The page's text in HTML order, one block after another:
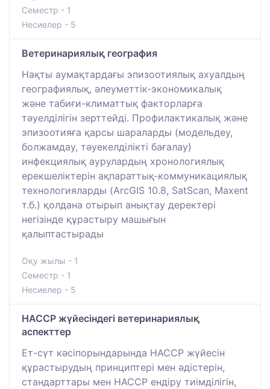
Семестр - 1
Несиелер - 5
Ветеринариялық география
Нақты аумақтардағы эпизоотиялық ахуалдың
географиялық, әлеуметтік-экономикалық
және табиғи-климаттық факторларға
тәуелділігін зерттейді. Профилактикалық және
эпизоотияға қарсы шараларды (модельдеу,
болжамдау, тәуекелділікті бағалау)
инфекциялық аурулардың хронологиялық
ерекшеліктерін ақпараттық-коммуникациялық
технологияларды (ArcGIS 10.8, SatScan, Maxent
т.б.) қолдана отырып анықтау деректері
негізінде құрастыру машығын
қалыптастырады
Оқу жылы - 1
Семестр - 1
Несиелер - 5
HACCP жүйесіндегі ветеринариялық
аспекттер
Ет-сүт кәсіпорындарында HACCP жүйесін
құрастырудың принциптері мен әдістерін,
стандарттары мен HACCP ендіру тиімділігін,